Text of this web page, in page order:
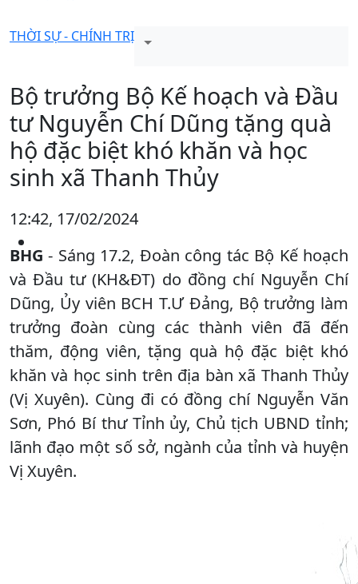
THỜI SỰ - CHÍNH TRỊ
Bộ trưởng Bộ Kế hoạch và Đầu
tư Nguyễn Chí Dũng tặng quà
hộ đặc biệt khó khăn và học
sinh xã Thanh Thủy
12:42, 17/02/2024
BHG - Sáng 17.2, Đoàn công tác Bộ Kế hoạch
và Đầu tư (KH&ĐT) do đồng chí Nguyễn Chí
Dũng, Ủy viên BCH T.Ư Đảng, Bộ trưởng làm
trưởng đoàn cùng các thành viên đã đến
thăm, động viên, tặng quà hộ đặc biệt khó
khăn và học sinh trên địa bàn xã Thanh Thủy
(Vị Xuyên). Cùng đi có đồng chí Nguyễn Văn
Sơn, Phó Bí thư Tỉnh ủy, Chủ tịch UBND tỉnh;
lãnh đạo một số sở, ngành của tỉnh và huyện
Vị Xuyên.